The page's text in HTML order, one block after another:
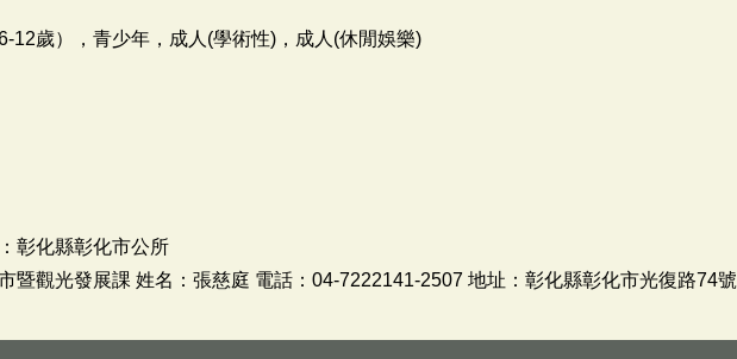
12歲），青少年，成人(學術性)，成人(休閒娛樂)
彰化縣彰化市公所
暨觀光發展課 姓名：張慈庭 電話：04-7222141-2507 地址：彰化縣彰化市光復路74號